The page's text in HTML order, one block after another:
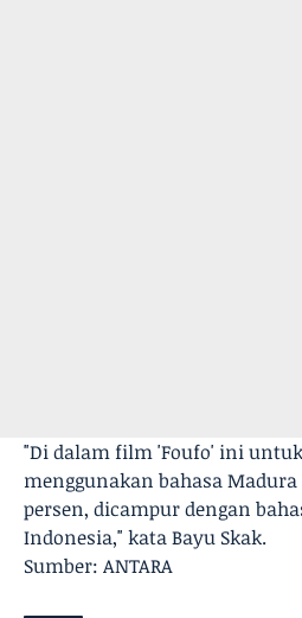
"Di dalam film 'Foufo' ini
menggunakan bahasa
persen, dicampur dengan
Indonesia," kata Bayu Skak.
Sumber: ANTARA